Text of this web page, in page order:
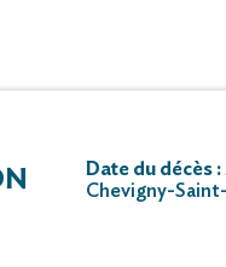
Date du décès :
Chevigny-